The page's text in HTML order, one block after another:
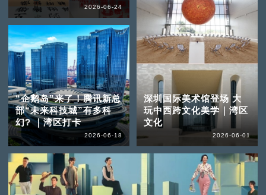
2026-06-24
“企鹅岛”来了！腾讯新总
部“未来科技城”有多科
幻? ｜湾区打卡
2026-06-18
深圳国际美术馆登场 大
玩中西跨文化美学｜湾区
文化
2026-06-01